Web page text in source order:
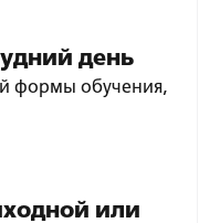
день
формы обучения,
или